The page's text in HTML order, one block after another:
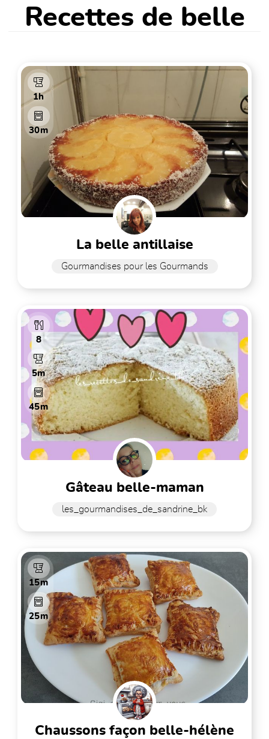
Recettes de belle
1h
30m
la belle antillaise
Gourmandises pour les Gourmands
8
5m
45m
gâteau belle-maman
les_gourmandises_de_sandrine_bk
15m
25m
chaussons façon belle-hélène